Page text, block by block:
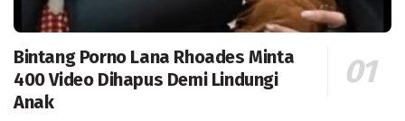
Bintang Porno Lana Rhoades Minta
400 Video Dihapus Demi Lindungi
Anak